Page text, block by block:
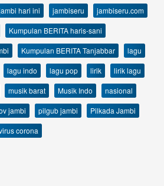
hari ini jambiseru
jambiseru.com
Kumpulan BERITA haris-sani
Kumpulan BERITA Tanjabbar
lagu
lagu indo lagu pop lirik
lirik lagu
musik barat Musik Indo
nasional
jambi pilgub jambi
Pilkada Jambi
corona